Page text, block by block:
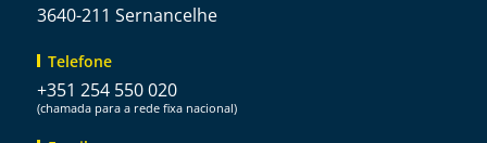
3640-211 Sernancelhe
Telefone
+351 254 550 020
(chamada para a rede fixa nacional)